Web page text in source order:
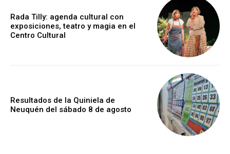
Rada Tilly: agenda cultural con
exposiciones, teatro y magia en el
Centro Cultural
Resultados de la Quiniela de
Neuquén del sábado 8 de agosto